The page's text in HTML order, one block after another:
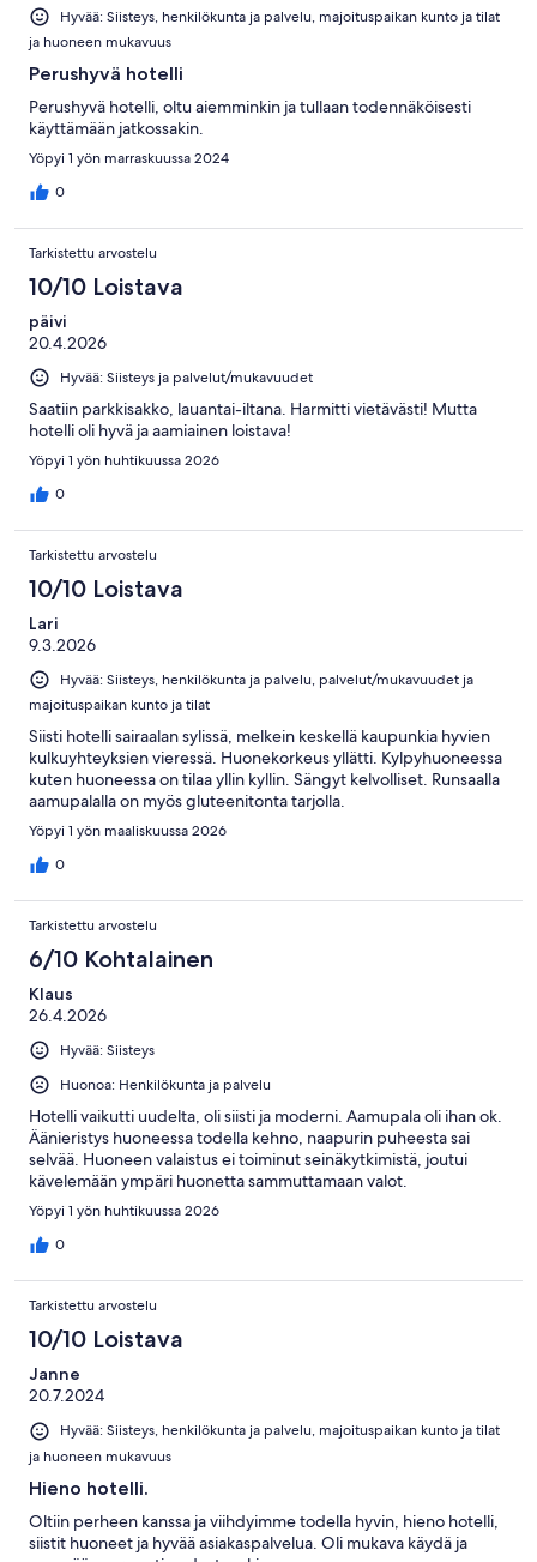
Hyvää: Siisteys, henkilökunta ja palvelu, majoituspaikan kunto ja tilat
ja huoneen mukavuus
Perushyvä hotelli
Perushyvä hotelli, oltu aiemminkin ja tullaan todennäköisesti
käyttämään jatkossakin.
Yöpyi 1 yön marraskuussa 2024
0
Tarkistettu arvostelu
10/10 Loistava
päivi
20.4.2026
Hyvää: Siisteys ja palvelut/mukavuudet
Saatiin parkkisakko, lauantai-iltana. Harmitti vietävästi! Mutta
hotelli oli hyvä ja aamiainen loistava!
Yöpyi 1 yön huhtikuussa 2026
0
Tarkistettu arvostelu
10/10 Loistava
Lari
9.3.2026
Hyvää: Siisteys, henkilökunta ja palvelu, palvelut/mukavuudet ja
majoituspaikan kunto ja tilat
Siisti hotelli sairaalan sylissä, melkein keskellä kaupunkia hyvien
kulkuyhteyksien vieressä. Huonekorkeus yllätti. Kylpyhuoneessa
kuten huoneessa on tilaa yllin kyllin. Sängyt kelvolliset. Runsaalla
aamupalalla on myös gluteenitonta tarjolla.
Yöpyi 1 yön maaliskuussa 2026
0
Tarkistettu arvostelu
6/10 Kohtalainen
Klaus
26.4.2026
Hyvää: Siisteys
Huonoa: Henkilökunta ja palvelu
Hotelli vaikutti uudelta, oli siisti ja moderni. Aamupala oli ihan ok.
Äänieristys huoneessa todella kehno, naapurin puheesta sai
selvää. Huoneen valaistus ei toiminut seinäkytkimistä, joutui
kävelemään ympäri huonetta sammuttamaan valot.
Yöpyi 1 yön huhtikuussa 2026
0
Tarkistettu arvostelu
10/10 Loistava
Janne
20.7.2024
Hyvää: Siisteys, henkilökunta ja palvelu, majoituspaikan kunto ja tilat
ja huoneen mukavuus
Hieno hotelli.
Oltiin perheen kanssa ja viihdyimme todella hyvin, hieno hotelli,
siistit huoneet ja hyvää asiakaspalvelua. Oli mukava käydä ja